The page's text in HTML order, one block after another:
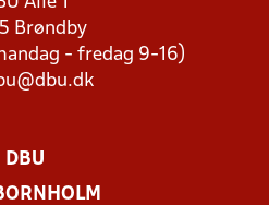
Brøndby
- fredag 9-16)
DBU